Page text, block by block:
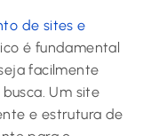
de sites e
é fundamental
facilmente
Um site
e estrutura de